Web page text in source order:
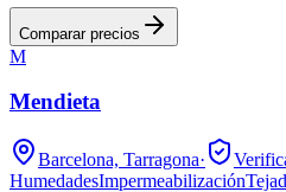
Comparar precios
M
Mendieta
Barcelona, Tarragona·
HumedadesImpermeabilización